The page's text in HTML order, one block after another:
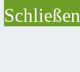
Schließen